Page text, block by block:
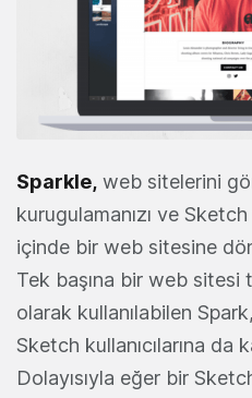
Sparkle, web sitelerini
kurugulamanızı ve Sketch
içinde bir web sitesine
Tek başına bir web sitesi
olarak kullanılabilen
Sketch kullanıcılarına da
Dolayısıyla eğer bir